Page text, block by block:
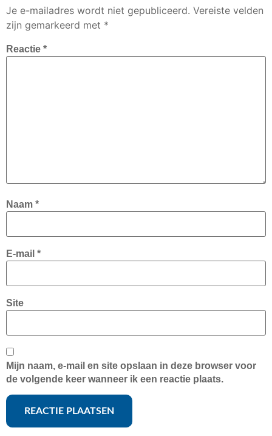
Je e-mailadres wordt niet gepubliceerd. Vereiste velden
zijn gemarkeerd met *
Reactie *
Naam *
E-mail *
Site
Mijn naam, e-mail en site opslaan in deze browser voor
de volgende keer wanneer ik een reactie plaats.